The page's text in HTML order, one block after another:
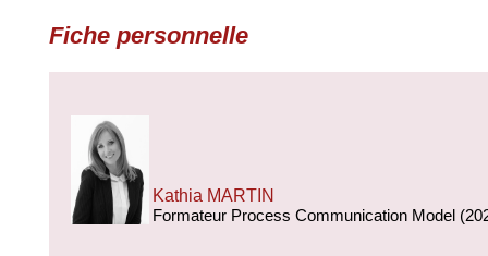
Fiche personnelle
Kathia MARTIN
Formateur Process Communication Model